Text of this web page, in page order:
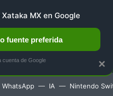
AUTO TERRITORIO
WhatsApp IA Nintendo
×
MX en Google
fuente preferida
cuenta de Google